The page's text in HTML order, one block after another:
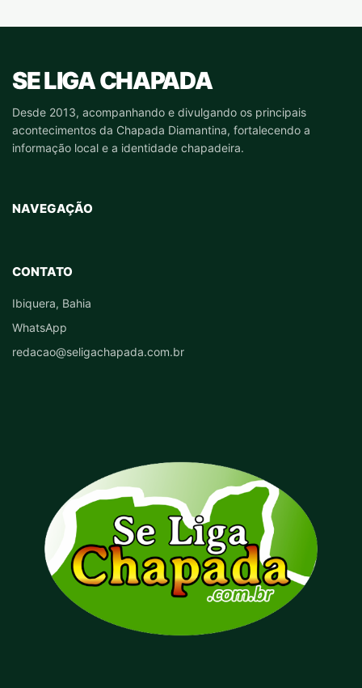
SE LIGA CHAPADA
Desde 2013, acompanhando e divulgando os principais
acontecimentos da Chapada Diamantina, fortalecendo a
informação local e a identidade chapadeira.
NAVEGAÇÃO
CONTATO
Ibiquera, Bahia
WhatsApp
redacao@seligachapada.com.br